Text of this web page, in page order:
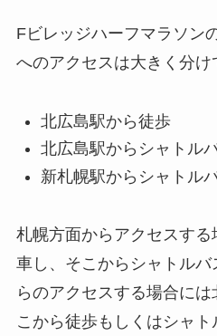
Fビレッジハーフマラソン
へのアクセスは大きく分け
北広島駅から徒歩
北広島駅からシャトル
新札幌駅からシャトル
札幌方面からアクセスす
車し、そこからシャトル
らのアクセスする場合に
こから徒歩もしくはシャ